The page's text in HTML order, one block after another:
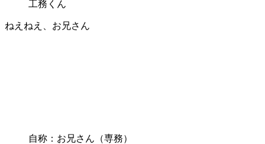
工務くん
ねえねえ、お兄さん
自称：お兄さん（専務）